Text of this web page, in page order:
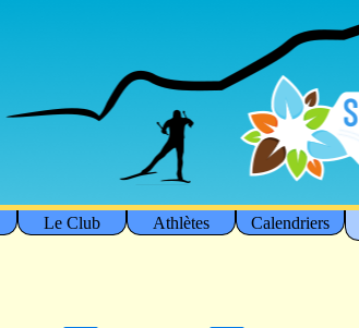
Le Club Athlètes Calendriers